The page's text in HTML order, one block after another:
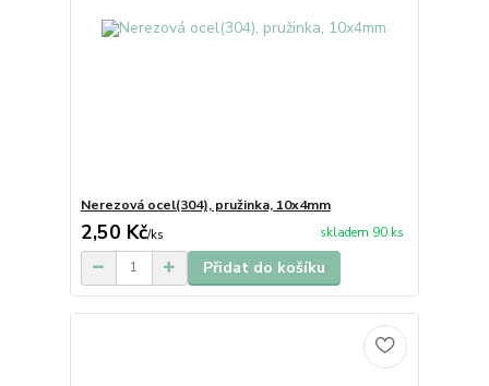
Nerezová ocel(304), pružinka, 10x4mm
2,50 Kč/ks skladem 90 ks
Přidat do košíku